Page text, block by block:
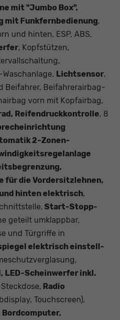
mit "Jumbo Box",
mit Funkfernbedienung,
und hinten, ESP, ABS,
, Kopfstützen,
Lichtsensor,
Beifahrer, Beifahrerairbag-
vorn mit Kopfairbag,
Reifendruckkontrolle, 8
2-Zonen-
für die Vordersitzlehnen,
hinten elektrisch,
Start-Stopp-
geteilt umklappbar,
und Türgriffe in
elektrisch einstell-
LED-Scheinwerfer inkl.
Steckdose, Radio
Touchscreen),